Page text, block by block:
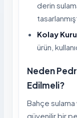
derin
Kolay
ürün,
Neden
Edilmeli?
Bahçe
güvenilir bir